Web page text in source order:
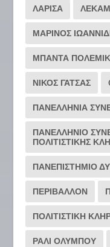
ΛΑΡΙΣΑ ΛΕΚΑΜ
ΜΑΡΙΝΟΣ
ΜΠΑΝΤΑ
ΝΙΚΟΣ ΓΑΤΣΑΣ
ΠΑΝΕΛΛΗΝΙΑ
ΠΑΝΕΛΛΗΝΙΟ
ΠΟΛΙΤΙΣΤΙΚΗΣ
ΠΑΝΕΠΙΣΤΗΜΙΟ
ΠΕΡΙΒΑΛΛΟΝ
ΠΟΛΙΤΙΣΤΙΚΗ
ΡΆΛΙ ΟΛΎΜΠΟΥ